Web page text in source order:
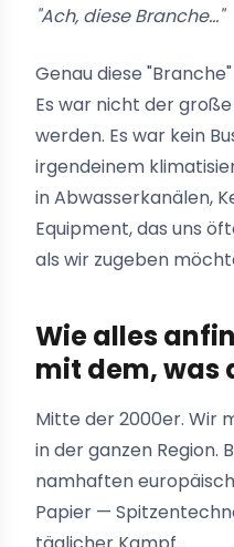
"Ach, diese Branche..."
Genau diese
Es war nicht der
werden. Es war kein
irgendeinem
in Abwasserkanälen,
Equipment, das uns
als wir zugeben
Wie alles
mit dem, was
Mitte der 2000er. Wir
in der ganzen Region.
namhaften
Papier —